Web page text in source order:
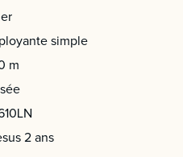
simple
m
2 ans